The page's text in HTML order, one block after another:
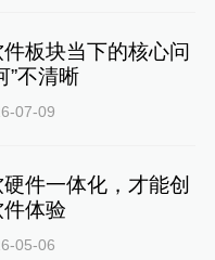
板块当下的核心问
”不清晰
07-09
件一体化，才能创
体验
05-06